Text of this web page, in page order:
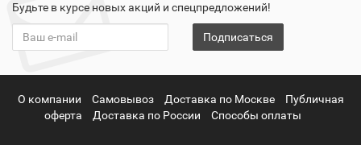
Будьте в курсе новых акций и спецпредложений!
Подписаться
О компании Самовывоз Доставка по Москве
Публичная
оферта
Доставка по России Способы оплаты